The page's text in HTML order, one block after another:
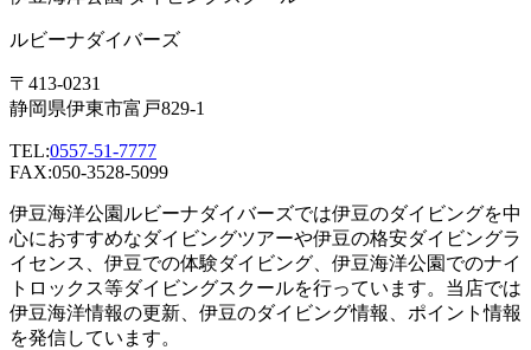
ルビーナダイバーズ
〒413-0231
静岡県伊東市富戸829-1
TEL:0557-51-7777
FAX:050-3528-5099
伊豆海洋公園ルビーナダイバーズでは伊豆のダイビングを中
心におすすめなダイビングツアーや伊豆の格安ダイビングラ
イセンス、伊豆での体験ダイビング、伊豆海洋公園でのナイ
トロックス等ダイビングスクールを行っています。当店では
伊豆海洋情報の更新、伊豆のダイビング情報、ポイント情報
を発信しています。